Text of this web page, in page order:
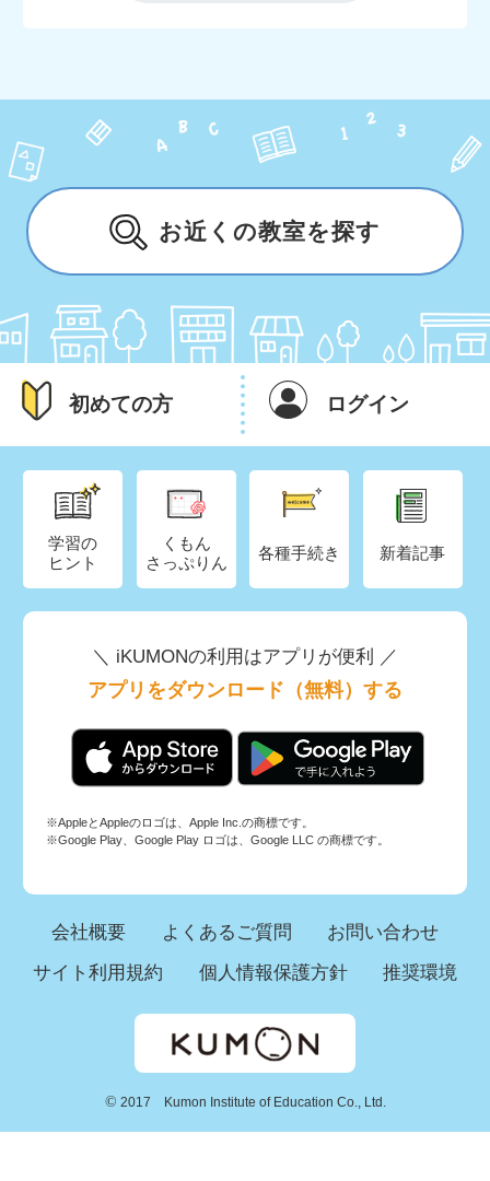
お近くの教室を探す
初めての方 ログイン
学習の
ヒント
くもん
さっぷりん
各種手続き 新着記事
＼ iKUMONの利用はアプリが便利 ／
アプリをダウンロード（無料）する
※AppleとAppleのロゴは、Apple Inc.の商標です。
※Google Play、Google Play ロゴは、Google LLC の商標です。
会社概要 よくあるご質問
お問い合わせ
サイト利用規約
個人情報保護方針 推奨環境
© 2017 Kumon Institute of Education Co., Ltd.